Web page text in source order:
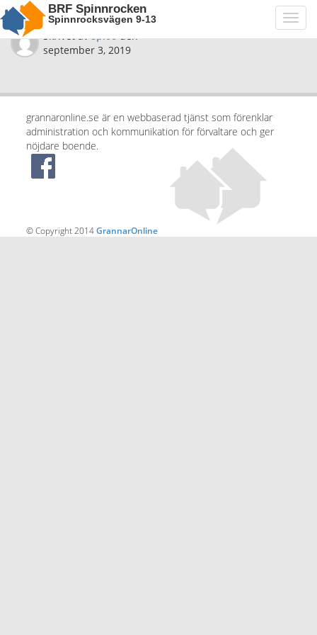
BRF Spinnrocken
Spinnrocksvägen 9-13
Skrivet avspi06den
september 3, 2019
grannaronline.se är en webbaserad tjänst som förenklar
administration och kommunikation för förvaltare och ger
nöjdare boende.
© Copyright 2014GrannarOnline